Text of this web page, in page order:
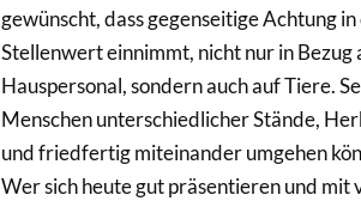
gewünscht, dass gegenseitige Achtung
Stellenwert einnimmt, nicht nur in
Hauspersonal, sondern auch auf Tiere.
Menschen unterschiedlicher Stände,
und friedfertig miteinander umgehen
Wer sich heute gut präsentieren und